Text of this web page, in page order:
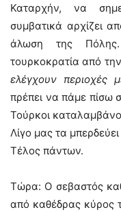
Καταρχήν, να
συμβατικά αρχίζει
άλωση της Πόλης.
τουρκοκρατία από
ελέγχουν περιοχές
πρέπει να πάμε πίσω
Τούρκοι
Λίγο μας τα
Τέλος πάντων.
Τώρα: Ο σεβαστός
από καθέδρας κύρος